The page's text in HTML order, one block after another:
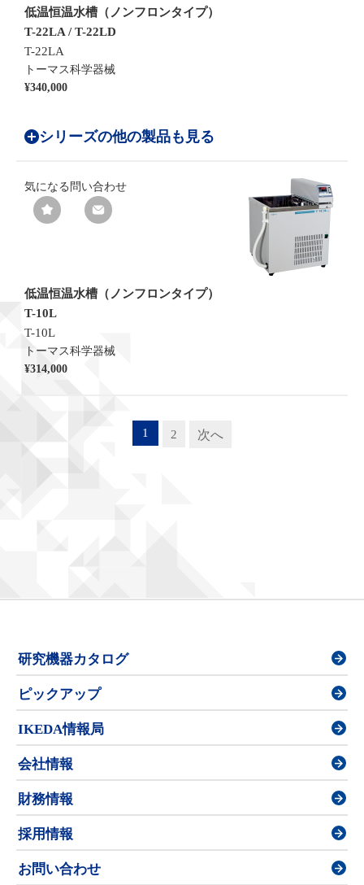
低温恒温水槽（ノンフロンタイプ）
T-22LA / T-22LD
T-22LA
トーマス科学器械
¥340,000
シリーズの他の製品も見る
気になる 問い合わせ
低温恒温水槽（ノンフロンタイプ）
T-10L
T-10L
トーマス科学器械
¥314,000
1 2 次へ
研究機器カタログ
ピックアップ
IKEDA情報局
会社情報
財務情報
採用情報
お問い合わせ